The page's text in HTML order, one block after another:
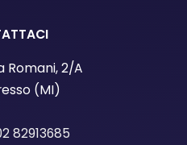
Romani, 2/A
(MI)
82913685